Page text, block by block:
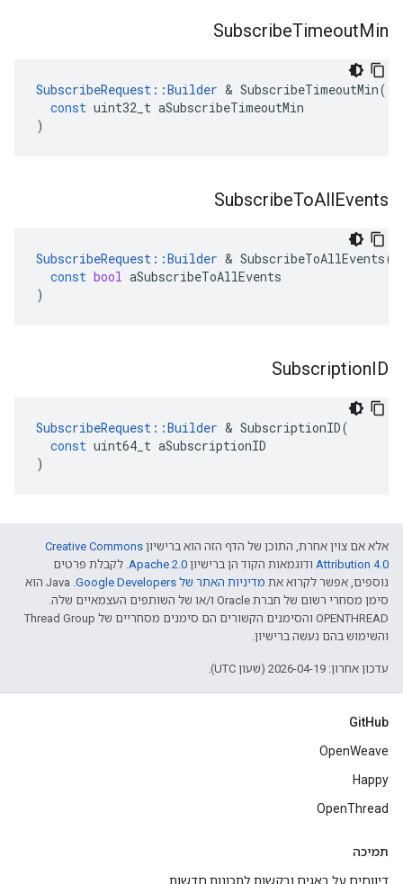
SubscribeTimeoutMin
SubscribeRequest ::Builder & SubscribeTimeoutMin(
const uint32_t aSubscribeTimeoutMin
)
SubscribeToAllEvents
SubscribeRequest ::Builder & SubscribeToAllEvents(
const bool aSubscribeToAllEvents
)
SubscriptionID
SubscribeRequest ::Builder & SubscriptionID(
const uint64_t aSubscriptionID
)
אלא אם צוין אחרת, התוכן של הדף הזה הוא ברישיון Creative Commons
Attribution 4.0‏ ודוגמאות הקוד הן ברישיון Apache 2.0‏. לקבלת פרטים
נוספים, אפשר לקרוא את מדיניות האתר של Google Developers‏
.‏ Java הוא
סימן מסחרי רשום של חברת Oracle ו/או של השותפים העצמאיים שלה.
‫OPENTHREAD והסימנים הקשורים הם סימנים מסחריים של Thread Group
והשימוש בהם נעשה ברישיון.
עדכון אחרון: 2026-04-19 (שעון UTC).
GitHub
OpenWeave
Happy
OpenThread
תמיכה
דיווחים על באגים ובקשות לתכונות חדשות